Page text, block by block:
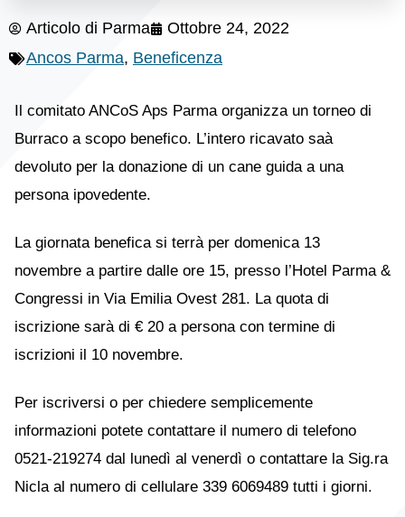
Articolo di Parma
Ottobre 24, 2022
Ancos Parma, Beneficenza
Il comitato ANCoS Aps Parma organizza un torneo di
Burraco a scopo benefico. L’intero ricavato saà
devoluto per la donazione di un cane guida a una
persona ipovedente.
La giornata benefica si terrà per domenica 13
novembre a partire dalle ore 15, presso l’Hotel Parma &
Congressi in Via Emilia Ovest 281. La quota di
iscrizione sarà di € 20 a persona con termine di
iscrizioni il 10 novembre.
Per iscriversi o per chiedere semplicemente
informazioni potete contattare il numero di telefono
0521-219274 dal lunedì al venerdì o contattare la Sig.ra
Nicla al numero di cellulare 339 6069489 tutti i giorni.